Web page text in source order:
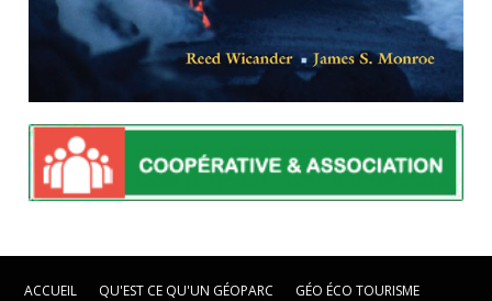
ACCUEIL QU'EST CE QU'UN GÉOPARC
GÉO ÉCO TOURISME